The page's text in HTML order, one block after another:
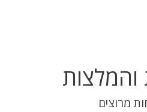
והמלצות
מרוצים